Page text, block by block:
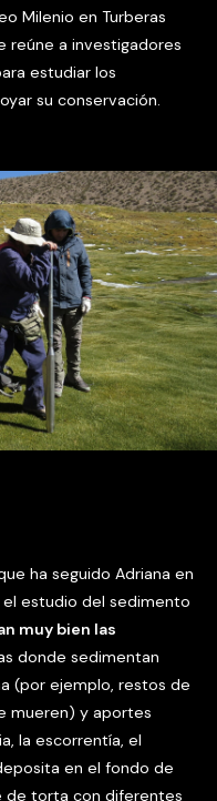
Milenio en Turberas
reúne a investigadores
estudiar los
su conservación.
ha seguido Adriana en
estudio del sedimento
muy bien las
donde sedimentan
(por ejemplo, restos de
mueren) y aportes
la escorrentía, el
en el fondo de
de torta con diferentes